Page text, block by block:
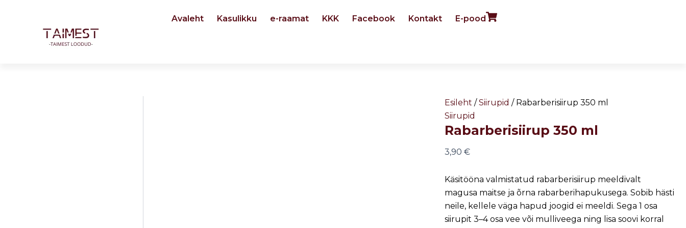
Avaleht Kasulikku e-raamat KKK Facebook Kontakt E-pood
Esileht /Siirupid / Rabarberisiirup 350 ml
Siirupid
Rabarberisiirup 350 ml
3,90€
Käsitööna valmistatud rabarberisiirup meeldivalt
magusa maitse ja õrna rabarberihapukusega. Sobib hästi
neile, kellele väga hapud joogid ei meeldi. Sega 1 osa
siirupit 3–4 osa vee või mulliveega ning lisa soovi korral